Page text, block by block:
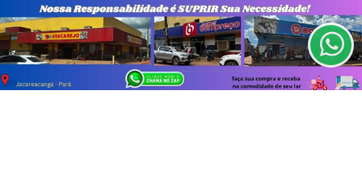
de Uso e Privacidade.
PARA MAIS INFORMAÇÕES,ACESSE NOSSOS TERMOS
CLICANDO AQUI
PROSSEGUIR